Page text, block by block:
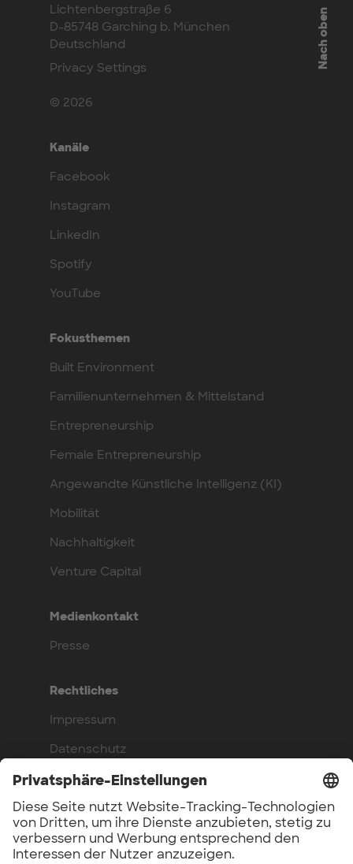
Lichtenbergstraße 6
D-85748 Garching b. München
Deutschland
Privacy Settings
© 2026
Kanäle
Facebook
Instagram
LinkedIn
Spotify
YouTube
Fokusthemen
Built Environment
Familienunternehmen & Mittelstand
Entrepreneurship
Female Entrepreneurship
Angewandte Künstliche Intelligenz (KI)
Mobilität
Nachhaltigkeit
Venture Capital
Medienkontakt
Presse
Rechtliches
Impressum
Datenschutz
Compliance
Arbeite bei uns
Benefits
Nach oben